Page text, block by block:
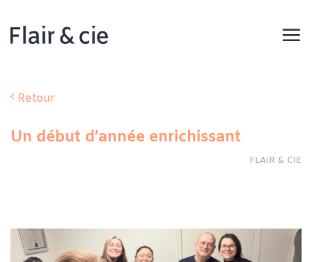
contenu
Retour
Un début d’année enrichissant
FLAIR & CIE